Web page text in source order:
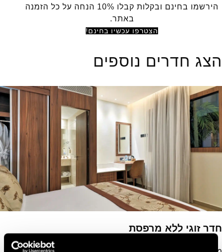
הירשמו בחינם ובקלות קבלו 10% הנחה על כל הזמנה
באתר.
הצטרפו עכשיו בחינם!
הצג חדרים נוספים
חדר זוגי ללא מרפסת